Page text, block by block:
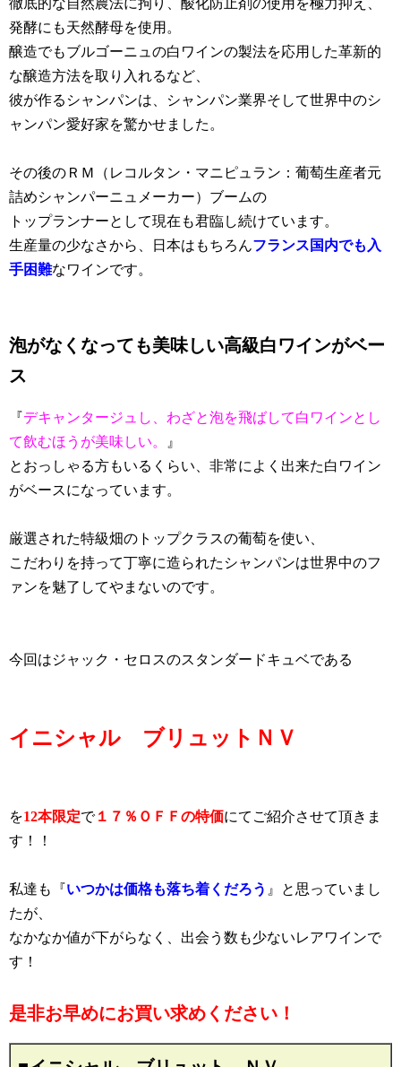
徹底的な自然農法に拘り、酸化防止剤の使用を極力抑え、
発酵にも天然酵母を使用。
醸造でもブルゴーニュの白ワインの製法を応用した革新的
な醸造方法を取り入れるなど、
彼が作るシャンパンは、シャンパン業界そして世界中のシ
ャンパン愛好家を驚かせました。
その後のＲＭ（レコルタン・マニピュラン：葡萄生産者元
詰めシャンパーニュメーカー）ブームの
トップランナーとして現在も君臨し続けています。
生産量の少なさから、日本はもちろんフランス国内でも入
手困難なワインです。
泡がなくなっても美味しい高級白ワインがベー
ス
『デキャンタージュし、わざと泡を飛ばして白ワインとし
て飲むほうが美味しい。
』
とおっしゃる方もいるくらい、非常によく出来た白ワイン
がベースになっています。
厳選された特級畑のトップクラスの葡萄を使い、
こだわりを持って丁寧に造られたシャンパンは世界中のフ
ァンを魅了してやまないのです。
今回はジャック・セロスのスタンダードキュベである
イニシャル ブリュットＮＶ
を12本限定で１７％ＯＦＦの特価にてご紹介させて頂きま
す！！
私達も『いつかは価格も落ち着くだろう 』と思っていまし
たが、
なかなか値が下がらなく、出会う数も少ないレアワインで
す！
是非お早めにお買い求めください！